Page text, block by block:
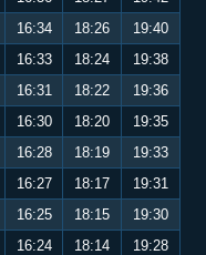
16:34 18:26
19:40
16:33 18:24
19:38
16:31 18:22
19:36
16:30 18:20
19:35
16:28 18:19
19:33
16:27 18:17
19:31
16:25 18:15
19:30
16:24 18:14
19:28